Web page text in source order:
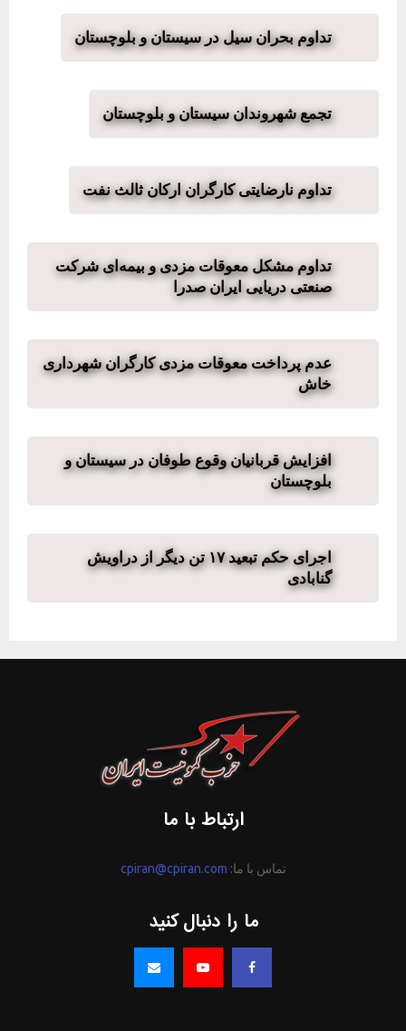
تداوم بحران سیل در سیستان و بلوچستان
تجمع شهروندان سیستان و بلوچستان
تداوم نارضایتی کارگران ارکان ثالث نفت
تداوم مشکل معوقات مزدی و بیمه‌ای شرکت
صنعتی دریایی ایران صدرا
عدم پرداخت معوقات مزدی کارگران شهرداری
خاش
افزایش قربانیان وقوع طوفان در سیستان و
بلوچستان
اجرای حکم تبعید ۱۷ تن دیگر از دراویش
گنابادی
ارتباط با ما
تماس با ما: cpiran@cpiran.com
ما را دنبال کنید